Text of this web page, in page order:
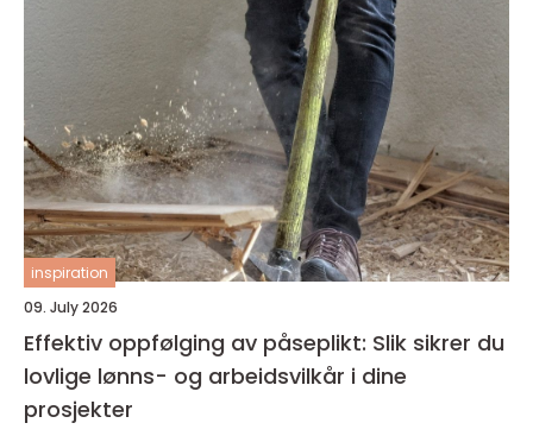
inspiration
09. July 2026
Effektiv oppfølging av påseplikt: Slik sikrer du
lovlige lønns- og arbeidsvilkår i dine
prosjekter